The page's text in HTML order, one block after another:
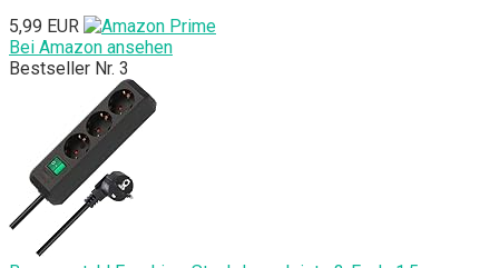
5,99 EUR
Bei Amazon ansehen
Bestseller Nr. 3